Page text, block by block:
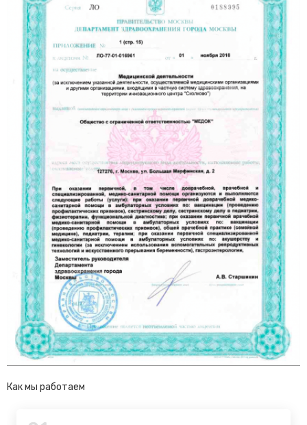
Как мы работаем